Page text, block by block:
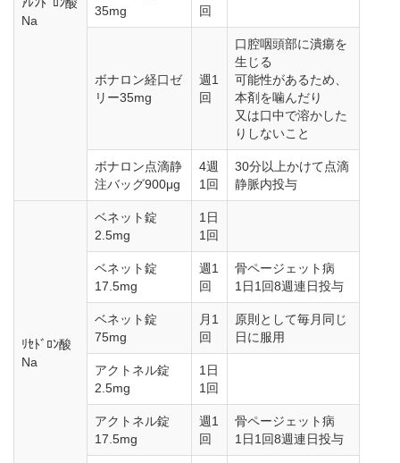
Na
35mg
回
ボナロン経口ゼ
リー35mg
週1
回
口腔咽頭部に潰瘍を
生じる
可能性があるため、
本剤を噛んだり
又は口中で溶かした
りしないこと
ボナロン点滴静
注バッグ900μg
4週
1回
30分以上かけて点滴
静脈内投与
ﾘｾﾄﾞﾛﾝ酸
Na
ベネット錠
2.5mg
1日
1回
ベネット錠
17.5mg
週1
回
骨ページェット病
1日1回8週連日投与
ベネット錠
75mg
月1
回
原則として毎月同じ
日に服用
アクトネル錠
2.5mg
1日
1回
アクトネル錠
17.5mg
週1
回
骨ページェット病
1日1回8週連日投与